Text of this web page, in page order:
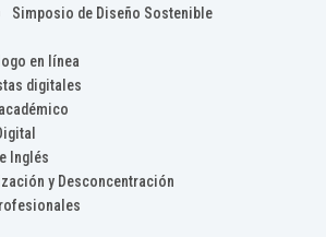
Simposio de Diseño Sostenible
en línea
digitales
Inglés
y Desconcentración